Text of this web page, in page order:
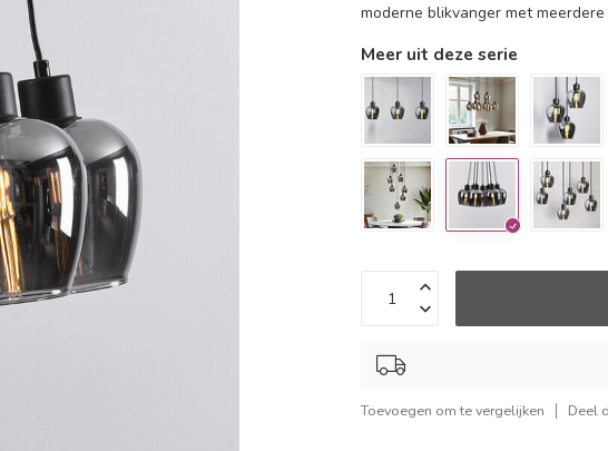
moderne blikvanger met
Meer uit deze serie
Toevoegen om te vergelijken Deel